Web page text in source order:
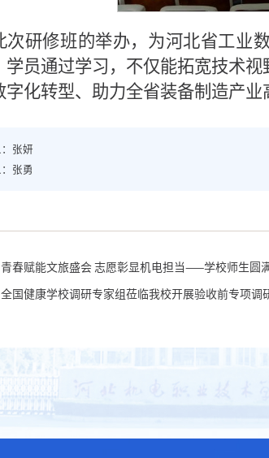
次研修班的举办，为河北省工业
学员通过学习，不仅能拓宽技术
字化转型、助力全省装备制造产业
张妍
张勇
青春赋能文旅盛会 志愿彰显机电担当——学校师生圆
全国健康学校调研专家组莅临我校开展验收前专项调